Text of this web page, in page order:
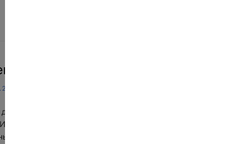
с защитой магистерских работ!
молодых инженера нашего института — ВИШНЯК
и КРАСНОВ КИРИЛЛ АЛЕКСЕЕВИЧ — успешно
работы и завершили обучение…